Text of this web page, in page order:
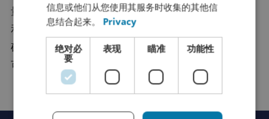
量。这会涉及到调整度量衡、惯用语和谚语、日期
和时间符号，以及拼写偏好等方面。因此，您可以
确保自己的文案能够符合用户的文化和习惯。这样
可以避免用户产生误解。
GERMAN
CHINESE (SIMPLIFIED)
JAPANESE
信息或他们从您使用其服务时收集的其他信
息结合起来。
Privacy
绝对必
要
表现 瞄准 功能性